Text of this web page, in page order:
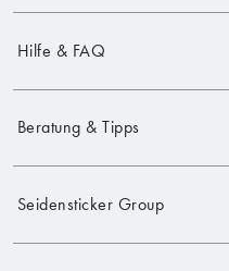
Hilfe & FAQ
Beratung & Tipps
Seidensticker Group